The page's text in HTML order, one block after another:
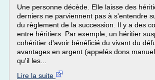
Une personne décède. Elle laisse des
derniers ne parviennent pas à s'entendre
du règlement de la succession. Il y a des
entre héritiers. Par exemple, un héritier
cohéritier d'avoir bénéficié du vivant du
avantages en argent (appelés dons
qu'il les...
Lire la suite